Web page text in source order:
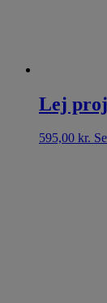
Lej
595,00 kr.